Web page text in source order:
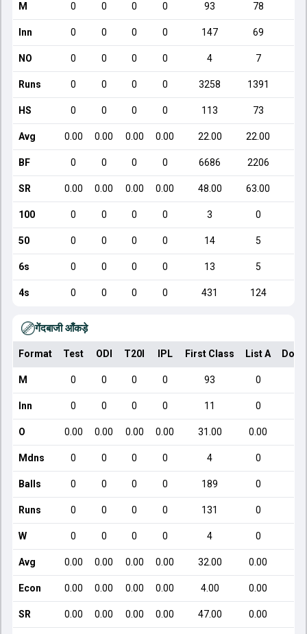
M 0 0 0 0 93 78
Inn 0 0 0 0 147 69
NO 0 0 0 0 4 7
Runs 0 0 0 0 3258 1391
HS 0 0 0 0 113 73
Avg 0.00 0.00 0.00 0.00 22.00 22.00
BF 0 0 0 0 6686 2206
SR 0.00 0.00 0.00 0.00 48.00 63.00
100 0 0 0 0 3 0
50 0 0 0 0 14 5
6s 0 0 0 0 13 5
4s 0 0 0 0 431 124
गेंदबाजी आँकड़े
Format Test ODI T20I IPL First Class List A
M 0 0 0 0 93 0
Inn 0 0 0 0 11 0
O 0.00 0.00 0.00 0.00 31.00 0.00
Mdns 0 0 0 0 4 0
Balls 0 0 0 0 189 0
Runs 0 0 0 0 131 0
W 0 0 0 0 4 0
Avg 0.00 0.00 0.00 0.00 32.00 0.00
Econ 0.00 0.00 0.00 0.00 4.00 0.00
SR 0.00 0.00 0.00 0.00 47.00 0.00